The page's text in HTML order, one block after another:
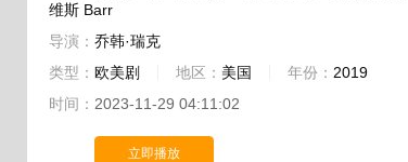
维斯 Barr
导演： 乔韩·瑞克
类型： 欧美剧 地区： 美国 年份： 2019
时间： 2023-11-29 04:11:02
立即播放